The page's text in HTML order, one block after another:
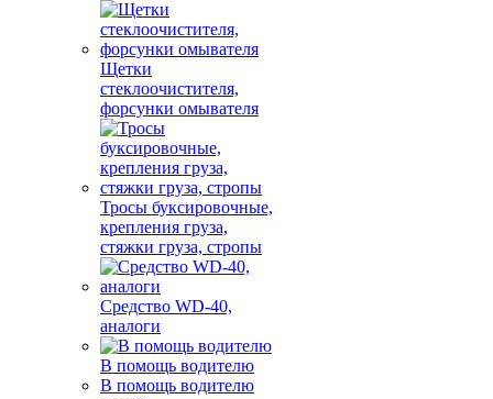
Щетки
стеклоочистителя,
форсунки омывателя
Тросы буксировочные,
крепления груза,
стяжки груза, стропы
Средство WD-40,
аналоги
В помощь водителю
В помощь водителю